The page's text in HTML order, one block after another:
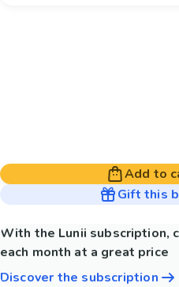
Add to
Gift this
With the Lunii subscription,
each month at a great price
Discover the subscription